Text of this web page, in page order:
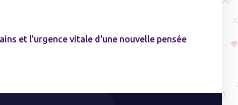
et l'urgence vitale d'une nouvelle pensée